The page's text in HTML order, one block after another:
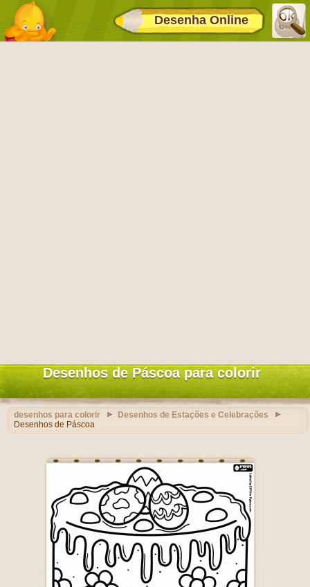
Desenha Online
Desenhos de Páscoa para colorir
desenhos para colorir
Desenhos de Estações e Celebrações
Desenhos de Páscoa